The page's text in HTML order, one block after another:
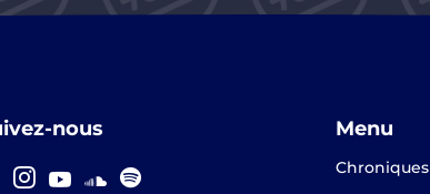
nous Menu
Chroniques